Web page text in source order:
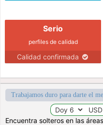
Serio
perfiles de calidad
Calidad confirmada
Trabajamos duro para darte el
Encuentra solteros en las